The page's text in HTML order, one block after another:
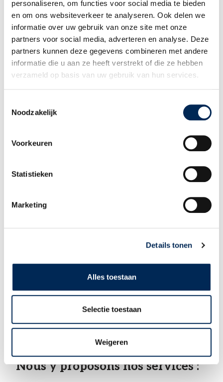
personaliseren, om functies voor social media te bieden
en om ons websiteverkeer te analyseren. Ook delen we
informatie over uw gebruik van onze site met onze
partners voor social media, adverteren en analyse. Deze
partners kunnen deze gegevens combineren met andere
informatie die u aan ze heeft verstrekt of die ze hebben
verzameld op basis van uw gebruik van hun services.
Noodzakelijk
Voorkeuren
Statistieken
Marketing
Details tonen
Alles toestaan
Selectie toestaan
Weigeren
allemande de “L’actualité des RH à l’international”:
Cliquez ici pour vous inscrire >
Voir tous les articles
nouveaux chiffres et nouvelles règles, y
locaux aux Pays-Bas » vendredi 27 juin 2025
Articles connexes >
Nous y proposons nos services :